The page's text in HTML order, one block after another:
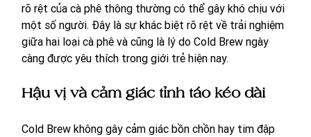
rõ rệt của cà phê thông thường có thể gây khó chịu với
một số người. Đây là sự khác biệt rõ rệt về trải nghiệm
giữa hai loại cà phê và cũng là lý do Cold Brew ngày
càng được yêu thích trong giới trẻ hiện nay.
Hậu vị và cảm giác tỉnh táo kéo dài
Cold Brew không gây cảm giác bồn chồn hay tim đập